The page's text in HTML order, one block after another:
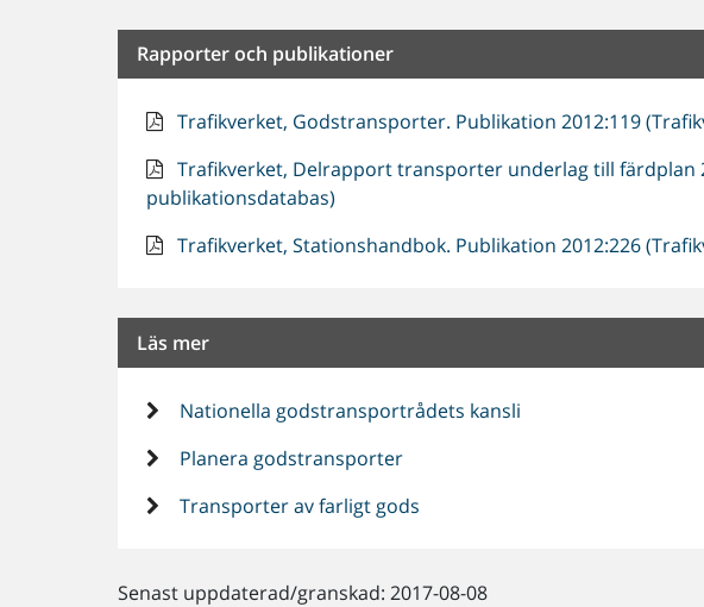
Rapporter och publikationer
Trafikverket, Godstransporter. Publikation 2012:119
Trafikverket, Delrapport transporter underlag till färdplan
publikationsdatabas)
Trafikverket, Stationshandbok. Publikation 2012:226
Läs mer
Nationella godstransportrådets kansli
Planera godstransporter
Transporter av farligt gods
Senast uppdaterad/granskad: 2017-08-08